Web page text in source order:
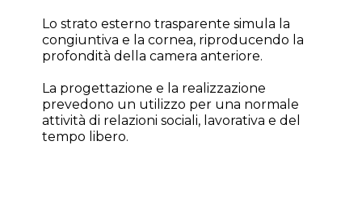
Lo strato esterno trasparente simula la
congiuntiva e la cornea, riproducendo la
profondità della camera anteriore.
La progettazione e la realizzazione
prevedono un utilizzo per una normale
attività di relazioni sociali, lavorativa e del
tempo libero.